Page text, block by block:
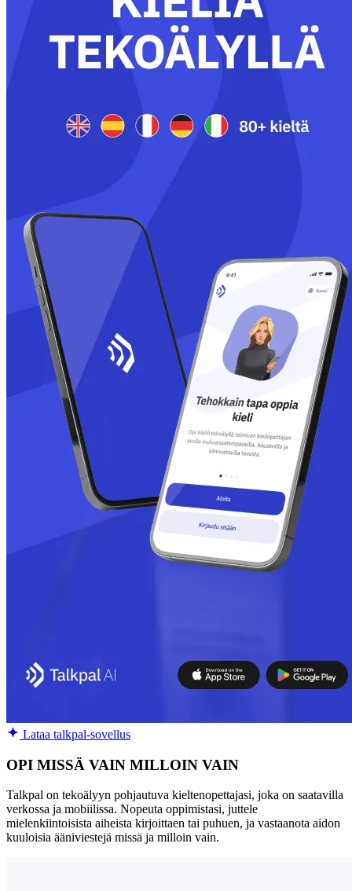
Lataa talkpal-sovellus
OPI MISSÄ VAIN MILLOIN VAIN
Talkpal on tekoälyyn pohjautuva kieltenopettajasi, joka on saatavilla
verkossa ja mobiilissa. Nopeuta oppimistasi, juttele
mielenkiintoisista aiheista kirjoittaen tai puhuen, ja vastaanota aidon
kuuloisia ääniviestejä missä ja milloin vain.